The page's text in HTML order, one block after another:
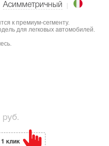
Асимметричный
к премиум-сегменту.
для легковых автомобилей.
1 клик